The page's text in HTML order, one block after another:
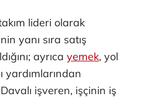
lideri olarak
yanı sıra satış
ayrıca yemek, yol
yardımlarından
işveren, işçinin iş